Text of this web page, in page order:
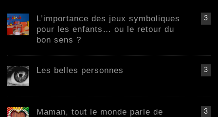
3
L’importance des jeux symboliques
pour les enfants… ou le retour du
bon sens ?
3
Les belles personnes
3
Maman, tout le monde parle de